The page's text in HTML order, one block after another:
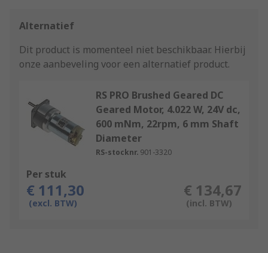
Alternatief
Dit product is momenteel niet beschikbaar. Hierbij
onze aanbeveling voor een alternatief product.
RS PRO Brushed Geared DC
Geared Motor, 4.022 W, 24V dc,
600 mNm, 22rpm, 6 mm Shaft
Diameter
RS-stocknr. 901-3320
Per stuk
€ 111,30
(excl. BTW)
€ 134,67
(incl. BTW)